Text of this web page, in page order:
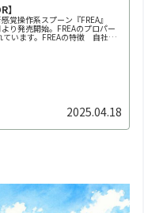
】
覚操作系スプーン『FREA』
り発売開始。FREAのプロパー
ています。FREAの特徴 自社養
2025.04.18